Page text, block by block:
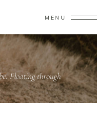
MENU
Floating through